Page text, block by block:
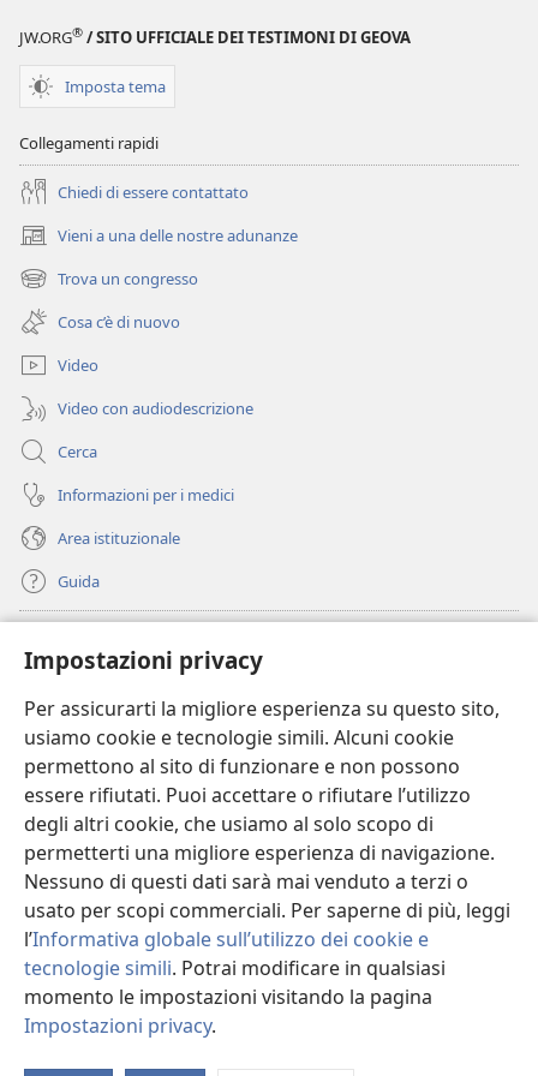
Impostazioni privacy
Per assicurarti la migliore esperienza su questo sito,
usiamo cookie e tecnologie simili. Alcuni cookie
permettono al sito di funzionare e non possono
essere rifiutati. Puoi accettare o rifiutare l’utilizzo
degli altri cookie, che usiamo al solo scopo di
permetterti una migliore esperienza di navigazione.
Nessuno di questi dati sarà mai venduto a terzi o
usato per scopi commerciali. Per saperne di più, leggi
l’Informativa globale sull’utilizzo dei cookie e
tecnologie simili. Potrai modificare in qualsiasi
momento le impostazioni visitando la pagina
Impostazioni privacy.
JW.ORG® / SITO UFFICIALE DEI TESTIMONI DI GEOVA
Imposta tema
Collegamenti rapidi
Chiedi di essere contattato
Vieni a una delle nostre adunanze
(apre
una
nuova
finestra)
Trova un congresso
(apre
una
nuova
finestra)
Cosa c’è di nuovo
Video
Video con audiodescrizione
Cerca
Informazioni per i medici
Area istituzionale
Guida
(apre
una
nuova
finestra)
BIBLIOTECA ONLINE Watchtower
(apre
una
nuova
finestra)
JW Hub
(apre
una
nuova
finestra)
JW Library
Watchtower Library®
Copyright© 2026 Watch Tower Bible and Tract Society of Pennsylvania.
CONDIZIONI D’USO| INFORMATIVA SULLA PRIVACY